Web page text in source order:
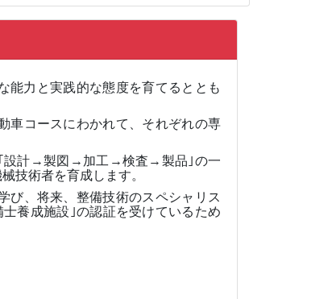
能力と実践的な態度を育てるととも
車コースにわかれて、それぞれの専
｢設計→製図→加工→検査→製品｣の一
技術者を育成します。
び、将来、整備技術のスペシャリス
養成施設｣の認証を受けているため